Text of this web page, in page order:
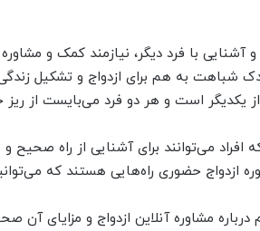
آشنایی با فرد دیگر، نیازمند کمک و
شباهت به هم برای ازدواج و تشکیل
یکدیگر است و هر دو فرد می‌بایست از
افراد می‌توانند برای آشنایی از راه
ازدواج حضوری راه‌هایی هستند که
مشاوره آنلاین ازدواج و مزایای آن